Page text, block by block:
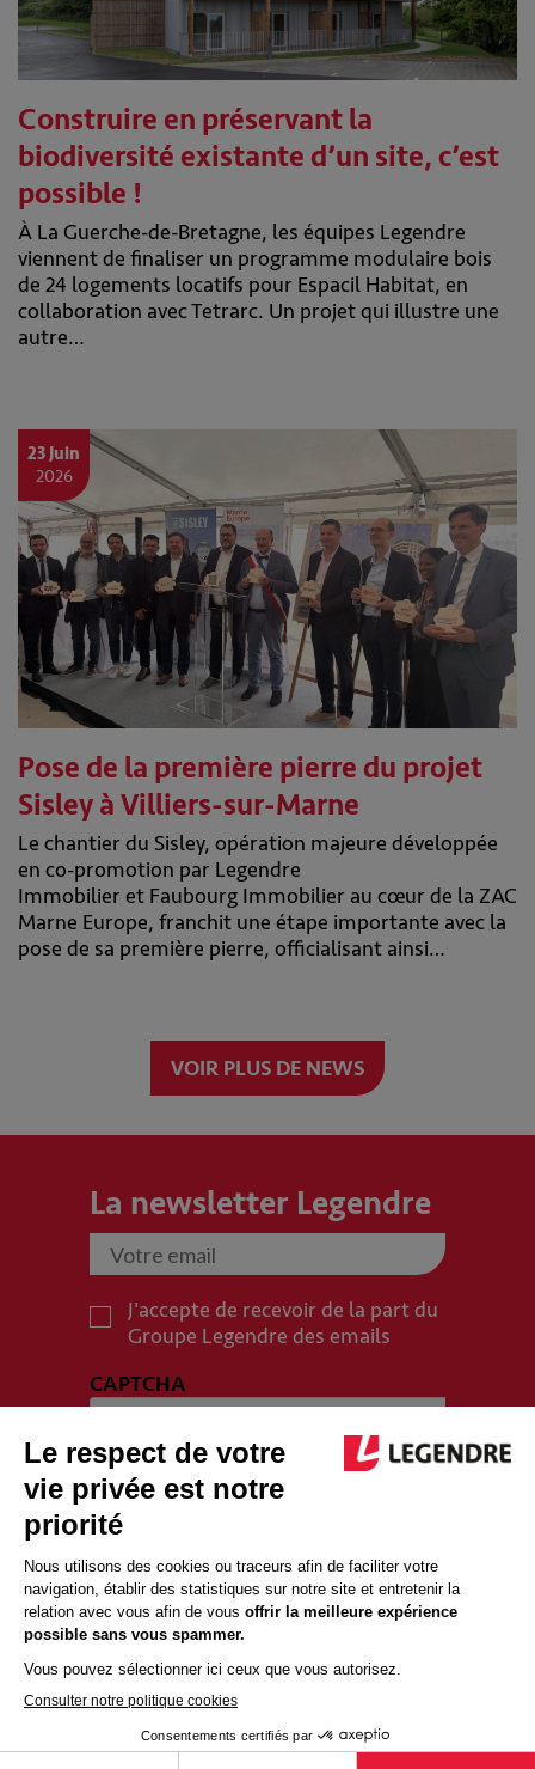
Construire en préservant la
biodiversité existante d’un site, c’est
possible !
À La Guerche-de-Bretagne, les équipes Legendre
viennent de finaliser un programme modulaire bois
de 24 logements locatifs pour Espacil Habitat, en
collaboration avec Tetrarc. Un projet qui illustre une
autre…
23 Juin
2026
Pose de la première pierre du projet
Sisley à Villiers-sur-Marne
Le chantier du Sisley, opération majeure développée
en co-promotion par Legendre
Immobilier et Faubourg Immobilier au cœur de la ZAC
Marne Europe, franchit une étape importante avec la
pose de sa première pierre, officialisant ainsi…
VOIR PLUS DE NEWS
La newsletter Legendre
J'accepte de recevoir de la part du
Groupe Legendre des emails
CAPTCHA
MENTIONS LÉGALES
POLITIQUE DE CONFIDENTIALITÉ
POLITIQUE COOKIES